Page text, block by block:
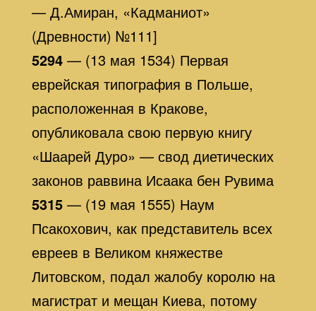
— Д.Амиран, «Кадманиот»
(Древности) №111]
5294— (13 мая 1534) Первая
еврейская типография в Польше,
расположенная в Кракове,
опубликовала свою первую книгу
«Шаарей Дуро» — свод диетических
законов раввина Исаака бен Рувима
5315— (19 мая 1555) Наум
Псакохович, как представитель всех
евреев в Великом княжестве
Литовском, подал жалобу королю на
магистрат и мещан Киева, потому